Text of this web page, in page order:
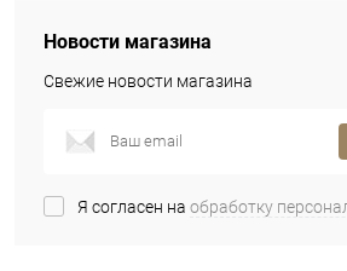
Новости магазина
Свежие новости магазина
Я согласен на обработку